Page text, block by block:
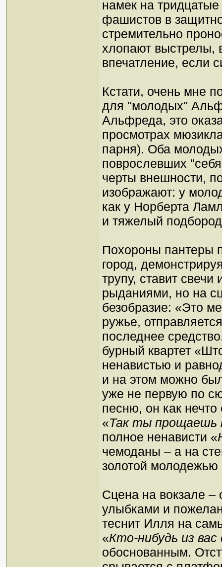
намек на
фашистов в
стремительно
хлопают выстрелы,
впечатление, если
Кстати, очень мне
для "молодых"
Альфреда, это
просмотрах
парня). Оба
поврослевших
черты внешности,
изображают: у
как у Норберта
и тяжелый
Похороны пантеры
город,
трупу, ставит
рыданиями, но на
безобразие: «Это
ружье,
последнее
бурный квартет
ненавистью и
и на этом можно
уже не первую по
песню, он как
«Так ты прощаешь
полное ненависти «
чемоданы – а на
золотой молодежью
Сцена на вокзале
улыбками и
теснит Илля на
«Кто-нибудь из
обоснованным.